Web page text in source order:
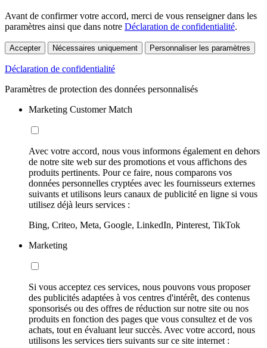
Avant de confirmer votre accord, merci de vous renseigner dans les
paramètres ainsi que dans notre Déclaration de confidentialité.
Accepter Nécessaires uniquement Personnaliser les paramètres
Déclaration de confidentialité
Paramètres de protection des données personnalisés
Marketing Customer Match
Avec votre accord, nous vous informons également en dehors
de notre site web sur des promotions et vous affichons des
produits pertinents. Pour ce faire, nous comparons vos
données personnelles cryptées avec les fournisseurs externes
suivants et utilisons leurs canaux de publicité en ligne si vous
utilisez déjà leurs services :
Bing, Criteo, Meta, Google, LinkedIn, Pinterest, TikTok
Marketing
Si vous acceptez ces services, nous pouvons vous proposer
des publicités adaptées à vos centres d'intérêt, des contenus
sponsorisés ou des offres de réduction sur notre site ou nos
produits en fonction des pages que vous consultez et de vos
achats, tout en évaluant leur succès. Avec votre accord, nous
utilisons les services tiers suivants sur ce site internet :